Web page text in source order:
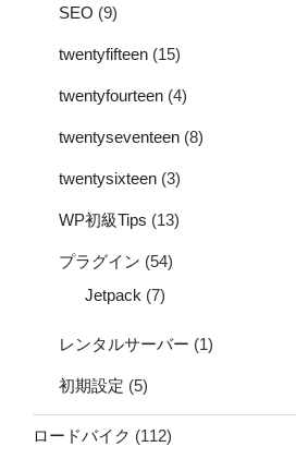
SEO (9)
twentyfifteen (15)
twentyfourteen (4)
twentyseventeen (8)
twentysixteen (3)
WP初級Tips (13)
プラグイン (54)
Jetpack (7)
レンタルサーバー (1)
初期設定 (5)
ロードバイク (112)